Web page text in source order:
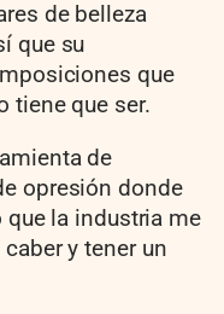
de belleza
que su
que
tiene que ser.
de
opresión donde
la industria me
y tener un